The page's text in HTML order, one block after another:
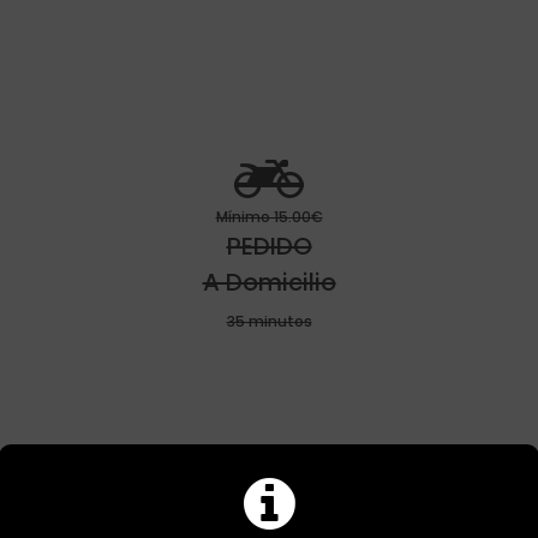

Mínimo 15.00€
PEDIDO
A Domicilio
35 minutos
